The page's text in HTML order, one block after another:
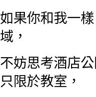
如果你和我一
域，
不妨思考酒店
只限於教室，